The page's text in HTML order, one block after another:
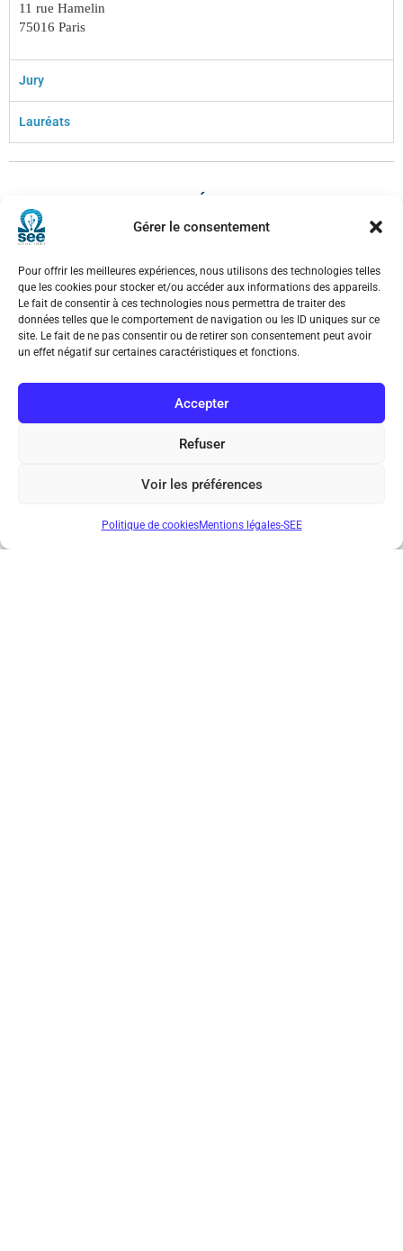
Gérer le consentement
Pour offrir les meilleures expériences, nous utilisons des technologies telles
que les cookies pour stocker et/ou accéder aux informations des appareils.
Le fait de consentir à ces technologies nous permettra de traiter des
données telles que le comportement de navigation ou les ID uniques sur ce
site. Le fait de ne pas consentir ou de retirer son consentement peut avoir
un effet négatif sur certaines caractéristiques et fonctions.
Accepter
Refuser
Voir les préférences
Politique de cookiesMentions légales-SEE
11 rue Hamelin
75016 Paris
Jury
Lauréats
CONTACTEZ LE COMITÉ DES GRADES
Pour toute question ou besoin d’information complémentaire, vous
le biais de ce formulaire. Ils vous répondront dans les plus brefs
délais.